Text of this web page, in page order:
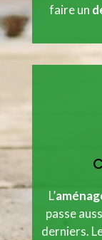
faire un
L’
passe
derniers.